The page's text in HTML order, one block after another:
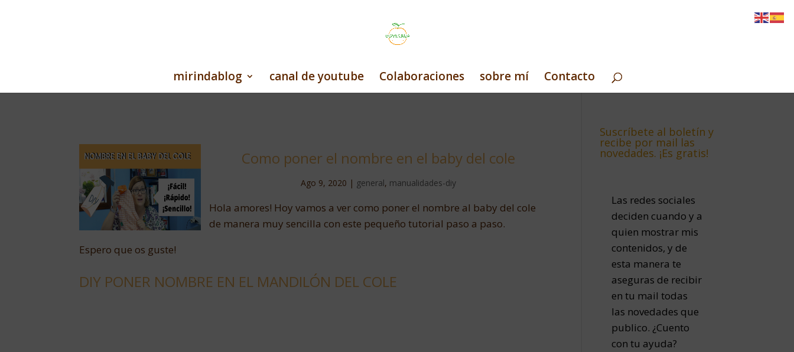
mirindablog canal de youtube Colaboraciones sobre mí Contacto
Como poner el nombre en el baby del cole
Ago 9, 2020 | general, manualidades-diy
Hola amores! Hoy vamos a ver como poner el nombre al baby del cole
de manera muy sencilla con este pequeño tutorial paso a paso.
Espero que os guste!
DIY PONER NOMBRE EN EL MANDILÓN DEL COLE
Suscríbete al boletín y
recibe por mail las
novedades. ¡Es gratis!
Las redes sociales
deciden cuando y a
quien mostrar mis
contenidos, y de
esta manera te
aseguras de recibir
en tu mail todas
las novedades que
publico. ¿Cuento
con tu ayuda?